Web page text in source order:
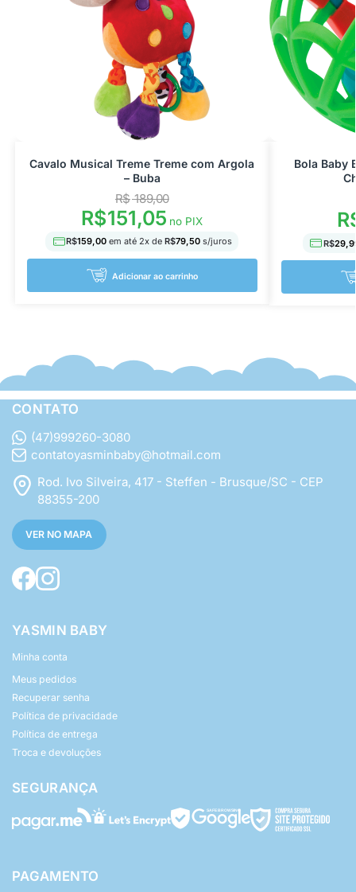
Cavalo Musical Treme Treme com Argola
– Buba
R$189,00
R$151,05 no PIX
R$159,00 em até2x deR$79,50 s/juros
Adicionar ao carrinho
Bola Baby
R$
CONTATO
(47)999260-3080
contatoyasminbaby@hotmail.com
Rod. Ivo Silveira, 417 - Steffen - Brusque/SC - CEP
88355-200
VER NO MAPA
YASMIN BABY
Minha conta
Meus pedidos
Recuperar senha
Política de privacidade
Política de entrega
Troca e devoluções
SEGURANÇA
PAGAMENTO